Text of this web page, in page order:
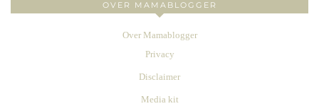
OVER MAMABLOGGER
Over Mamablogger
Privacy
Disclaimer
Media kit